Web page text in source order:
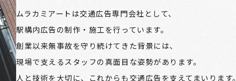
ムラカミアートは交通広告専門会社として、
駅構内広告の制作・施工を行っています。
創業以来無事故を守り続けてきた背景には、
現場で支えるスタッフの真面目な姿勢があります。
人と技術を大切に、これからも交通広告を支えてまいります。